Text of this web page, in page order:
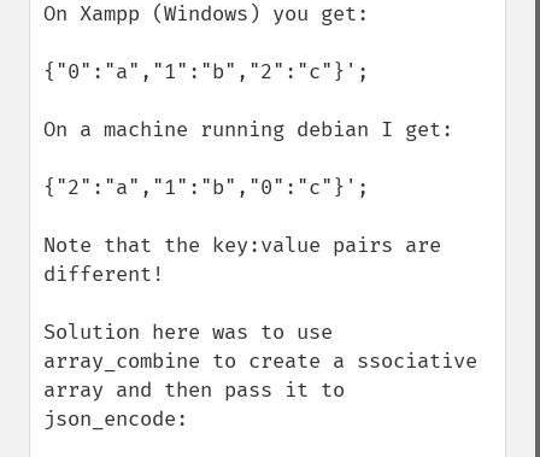
On Xampp (Windows) you get:
{"0":"a","1":"b","2":"c"}';
On a machine running debian I get:
{"2":"a","1":"b","0":"c"}';
Note that the key:value pairs are
different!
Solution here was to use
array_combine to create a ssociative
array and then pass it to
json_encode: